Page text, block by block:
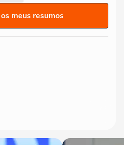
meus resumos